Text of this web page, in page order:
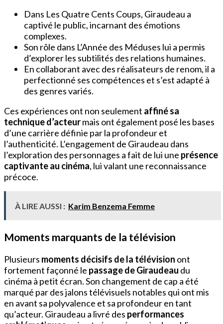
Dans Les Quatre Cents Coups, Giraudeau a
captivé le public, incarnant des émotions
complexes.
Son rôle dans L’Année des Méduses lui a permis
d’explorer les subtilités des relations humaines.
En collaborant avec des réalisateurs de renom, il a
perfectionné ses compétences et s’est adapté à
des genres variés.
Ces expériences ont non seulement affiné sa
technique d’acteurmais ont également posé les bases
d’une carrière définie par la profondeur et
l’authenticité. L’engagement de Giraudeau dans
l’exploration des personnages a fait de lui une présence
captivante au cinéma, lui valant une reconnaissance
précoce.
À LIRE AUSSI : Karim Benzema Femme
Moments marquants de la télévision
Plusieurs moments décisifs de la télévision ont
fortement façonné le passage de Giraudeau du
cinéma à petit écran. Son changement de cap a été
marqué par des jalons télévisuels notables qui ont mis
en avant sa polyvalence et sa profondeur en tant
qu’acteur. Giraudeau a livré des performances